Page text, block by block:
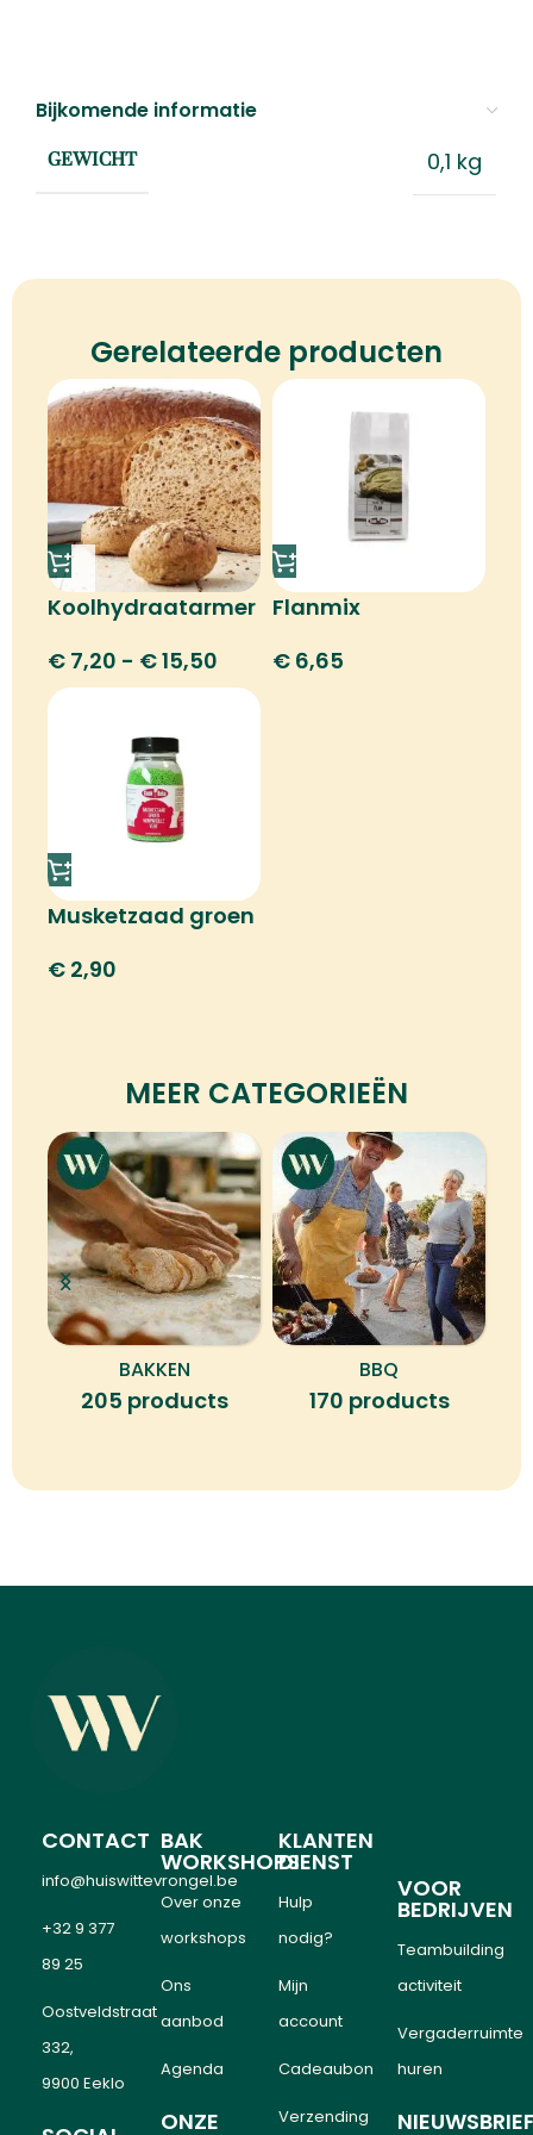
Bijkomende informatie
GEWICHT 0,1 kg
Gerelateerde producten
Koolhydraatarmer
€ 7,20 - €15,50
Flanmix
€ 6,65
Musketzaad groen
€ 2,90
MEER CATEGORIEËN
BAKKEN
205 products
BBQ
170 products
CONTACT
info@huiswittevrongel.be
+32 9 377
89 25
Oostveldstraat
332,
9900 Eeklo
BAK
WORKSHOPS
Over onze
workshops
Ons
aanbod
Agenda
ONZE
KLANTEN
DIENST
Hulp
nodig?
Mijn
account
Cadeaubon
Verzending
VOOR
BEDRIJVEN
Teambuilding
activiteit
Vergaderruimte
huren